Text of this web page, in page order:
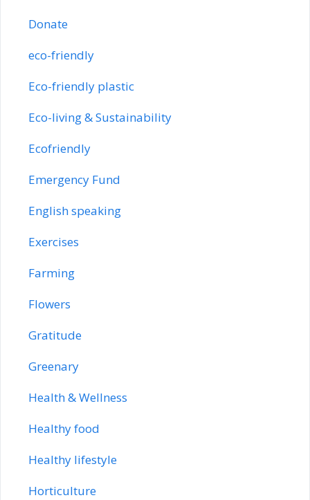
Donate
eco-friendly
Eco-friendly plastic
Eco-living & Sustainability
Ecofriendly
Emergency Fund
English speaking
Exercises
Farming
Flowers
Gratitude
Greenary
Health & Wellness
Healthy food
Healthy lifestyle
Horticulture